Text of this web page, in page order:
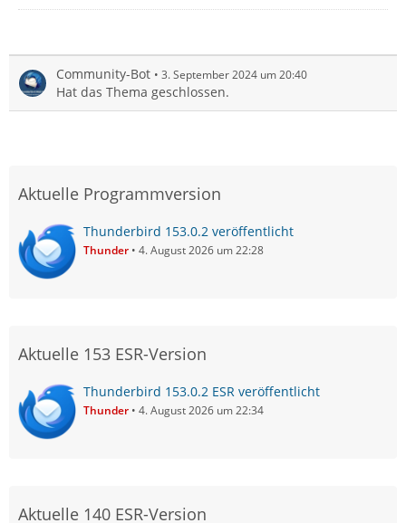
Community-Bot 3. September 2024 um 20:40
Hat das Thema geschlossen.
Aktuelle Programmversion
Thunderbird 153.0.2 veröffentlicht
Thunder 4. August 2026 um 22:28
Aktuelle 153 ESR-Version
Thunderbird 153.0.2 ESR veröffentlicht
Thunder 4. August 2026 um 22:34
Aktuelle 140 ESR-Version